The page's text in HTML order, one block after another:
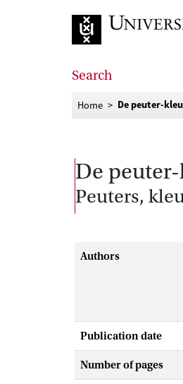
Search
Home De peuter-
De
Peuters,
Authors
Publication date
Number of pages